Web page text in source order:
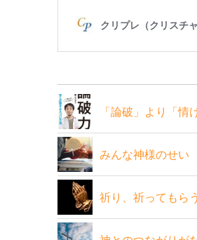
「論破」より「
みんな神様のせい
祈り、祈ってもら